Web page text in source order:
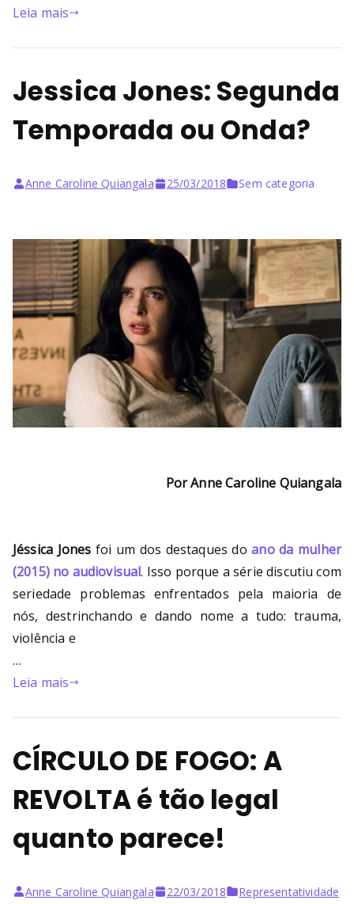
Leia mais
Jessica Jones: Segunda
Temporada ou Onda?
Anne Caroline Quiangala 25/03/2018 Sem categoria
Por Anne Caroline Quiangala
Jéssica Jones foi um dos destaques doano da mulher
(2015) no audiovisual. Isso porque a série discutiu com
seriedade problemas enfrentados pela maioria de
nós, destrinchando e dando nome a tudo: trauma,
violência e
…
Leia mais
CÍRCULO DE FOGO: A
REVOLTA é tão legal
quanto parece!
Anne Caroline Quiangala 22/03/2018 Representatividade